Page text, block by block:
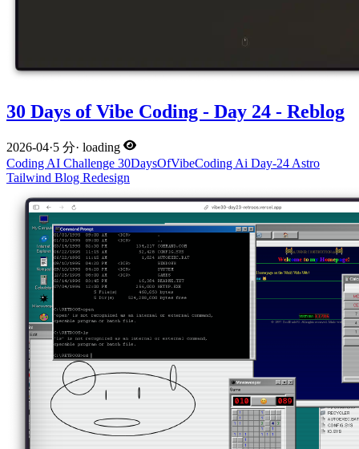
30 Days of Vibe Coding - Day 24 - Reblog
2026-04·5 分· loading
Coding AI Challenge 30DaysOfVibeCoding Ai Day-24 Astro
Tailwind Blog Redesign